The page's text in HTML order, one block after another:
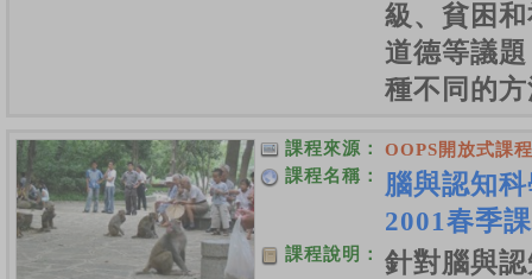
級、貧困
道德等議
種不同的
課程來源：
OOPS開放式課
課程名稱：
腦與認知
2001春季
課程說明：
針對腦與